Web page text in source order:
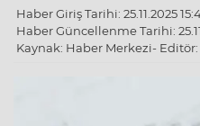
Haber Giriş Tarihi: 25.11.2025
Haber Güncellenme Tarihi:
Kaynak: Haber Merkezi- Editör: